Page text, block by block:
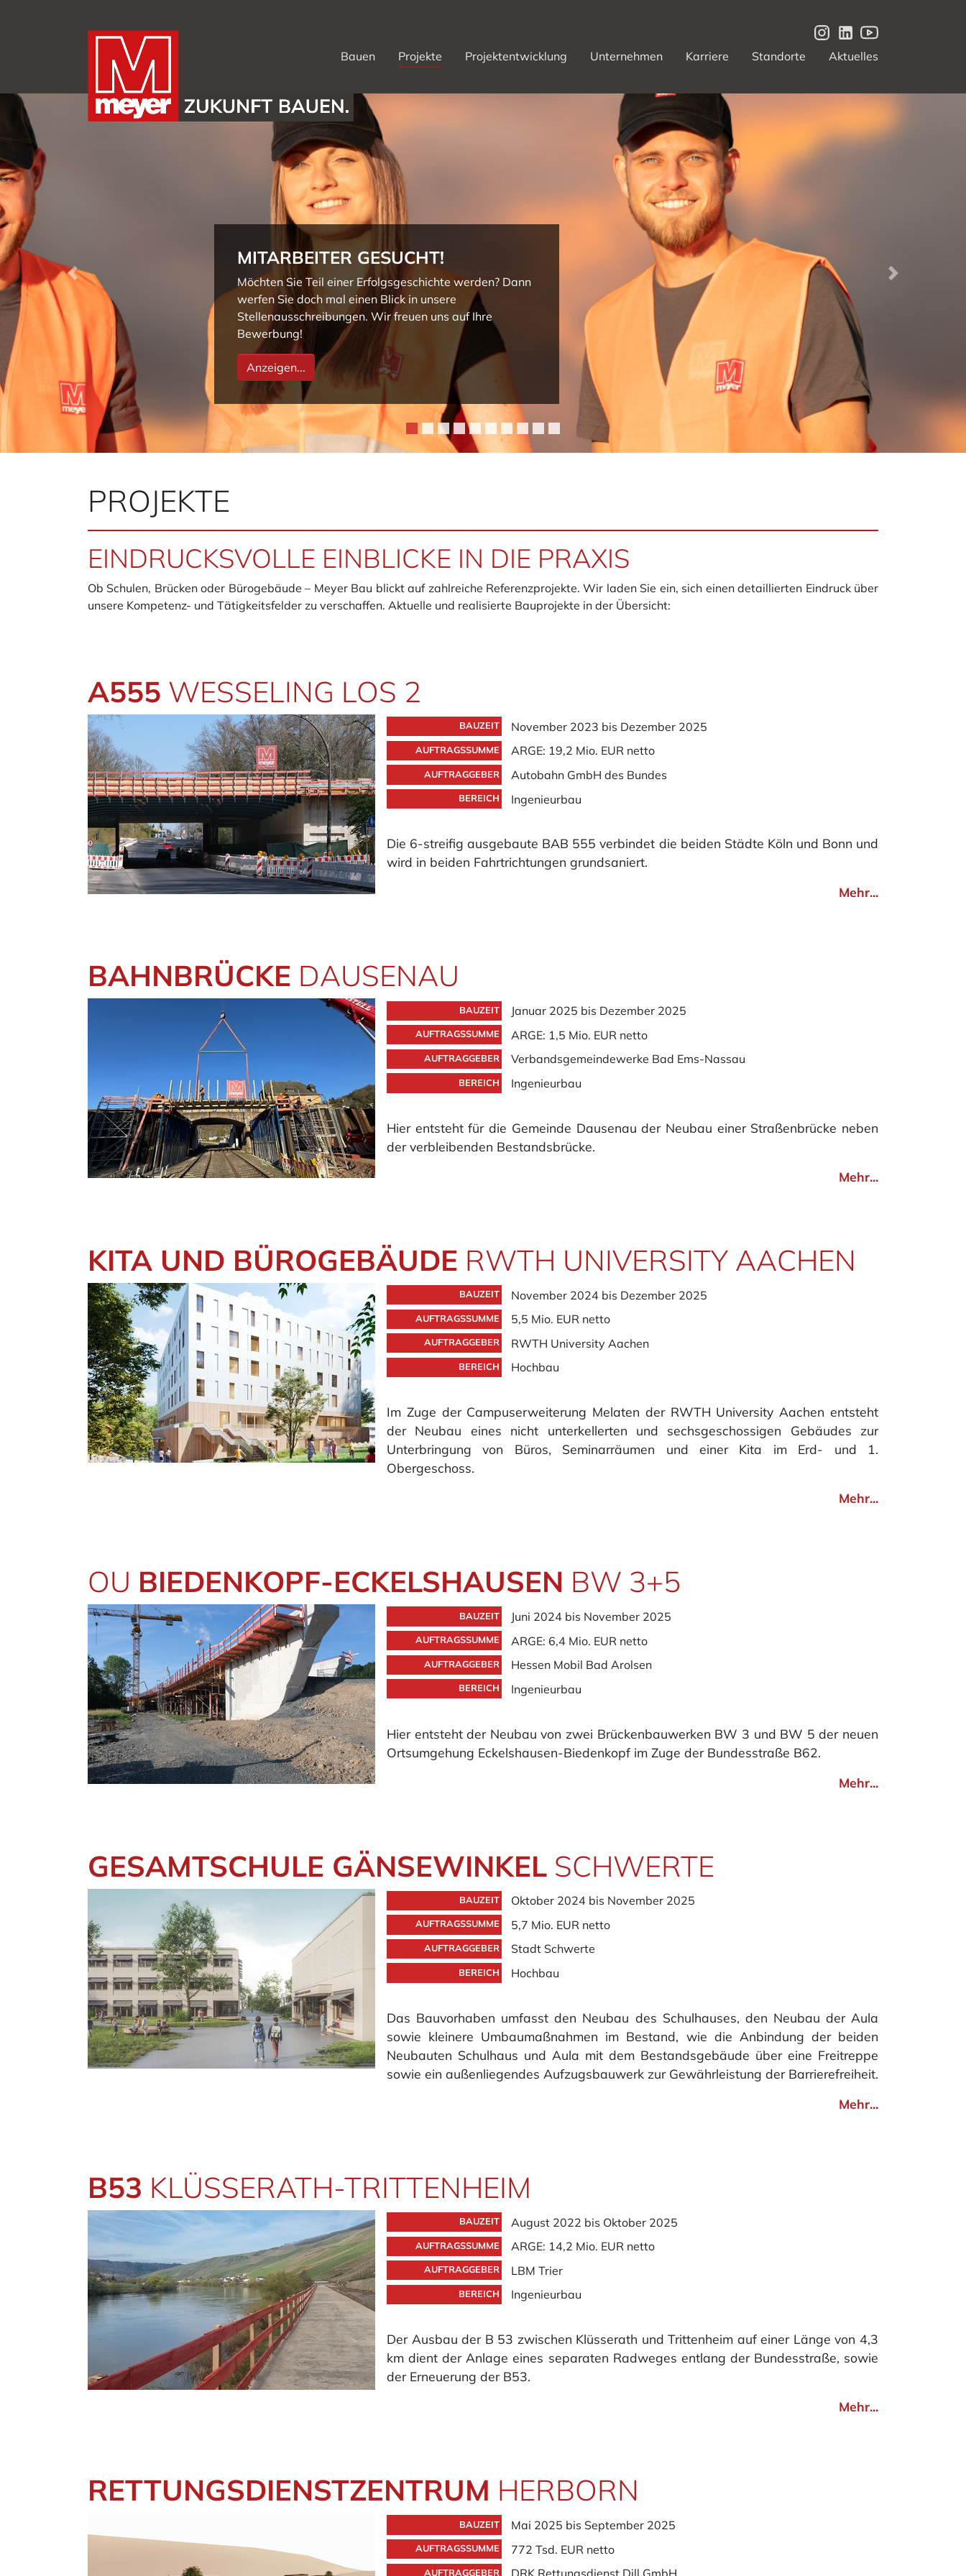
Bauen Projekte (current)
Projektentwicklung Unternehmen Karriere Standorte Aktuelles
MITARBEITER GESUCHT!
Möchten Sie Teil einer Erfolgsgeschichte werden? Dann
werfen Sie doch mal einen Blick in unsere
Stellenausschreibungen. Wir freuen uns auf Ihre
Bewerbung!
Anzeigen...
Previous Next
PROJEKTE
EINDRUCKSVOLLE EINBLICKE IN DIE PRAXIS
Ob Schulen, Brücken oder Bürogebäude – Meyer Bau blickt auf zahlreiche Referenzprojekte. Wir laden Sie ein, sich einen detaillierten Eindruck über
unsere Kompetenz- und Tätigkeitsfelder zu verschaffen. Aktuelle und realisierte Bauprojekte in der Übersicht:
A555 WESSELING LOS 2
BAUZEIT November 2023 bis Dezember 2025
AUFTRAGSSUMME ARGE: 19,2 Mio. EUR netto
AUFTRAGGEBER Autobahn GmbH des Bundes
BEREICH Ingenieurbau
Die 6-streifig ausgebaute BAB 555 verbindet die beiden Städte Köln und Bonn und
wird in beiden Fahrtrichtungen grundsaniert.
Mehr...
BAHNBRÜCKE DAUSENAU
BAUZEIT Januar 2025 bis Dezember 2025
AUFTRAGSSUMME ARGE: 1,5 Mio. EUR netto
AUFTRAGGEBER Verbandsgemeindewerke Bad Ems-Nassau
BEREICH Ingenieurbau
Hier entsteht für die Gemeinde Dausenau der Neubau einer Straßenbrücke neben
der verbleibenden Bestandsbrücke.
Mehr...
KITA UND BÜROGEBÄUDE RWTH UNIVERSITY AACHEN
BAUZEIT November 2024 bis Dezember 2025
AUFTRAGSSUMME 5,5 Mio. EUR netto
AUFTRAGGEBER RWTH University Aachen
BEREICH Hochbau
Im Zuge der Campuserweiterung Melaten der RWTH University Aachen entsteht
der Neubau eines nicht unterkellerten und sechsgeschossigen Gebäudes zur
Unterbringung von Büros, Seminarräumen und einer Kita im Erd- und 1.
Obergeschoss.
Mehr...
OU BIEDENKOPF-ECKELSHAUSEN BW 3+5
BAUZEIT Juni 2024 bis November 2025
AUFTRAGSSUMME ARGE: 6,4 Mio. EUR netto
AUFTRAGGEBER Hessen Mobil Bad Arolsen
BEREICH Ingenieurbau
Hier entsteht der Neubau von zwei Brückenbauwerken BW 3 und BW 5 der neuen
Ortsumgehung Eckelshausen-Biedenkopf im Zuge der Bundesstraße B62.
Mehr...
GESAMTSCHULE GÄNSEWINKEL SCHWERTE
BAUZEIT Oktober 2024 bis November 2025
AUFTRAGSSUMME 5,7 Mio. EUR netto
AUFTRAGGEBER Stadt Schwerte
BEREICH Hochbau
Das Bauvorhaben umfasst den Neubau des Schulhauses, den Neubau der Aula
sowie kleinere Umbaumaßnahmen im Bestand, wie die Anbindung der beiden
Neubauten Schulhaus und Aula mit dem Bestandsgebäude über eine Freitreppe
sowie ein außenliegendes Aufzugsbauwerk zur Gewährleistung der Barrierefreiheit.
Mehr...
B53 KLÜSSERATH-TRITTENHEIM
BAUZEIT August 2022 bis Oktober 2025
AUFTRAGSSUMME ARGE: 14,2 Mio. EUR netto
AUFTRAGGEBER LBM Trier
BEREICH Ingenieurbau
Der Ausbau der B 53 zwischen Klüsserath und Trittenheim auf einer Länge von 4,3
km dient der Anlage eines separaten Radweges entlang der Bundesstraße, sowie
der Erneuerung der B53.
Mehr...
RETTUNGSDIENSTZENTRUM HERBORN
BAUZEIT Mai 2025 bis September 2025
AUFTRAGSSUMME 772 Tsd. EUR netto
AUFTRAGGEBER